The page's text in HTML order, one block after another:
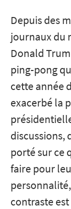
Depuis des
journaux du
Donald
ping-pong
cette année
exacerbé la
discussions,
porté sur ce
faire pour
contraste